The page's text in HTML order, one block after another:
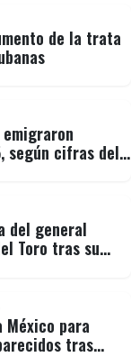
de la trata
según cifras del
del general
Toro tras su
México para
tras